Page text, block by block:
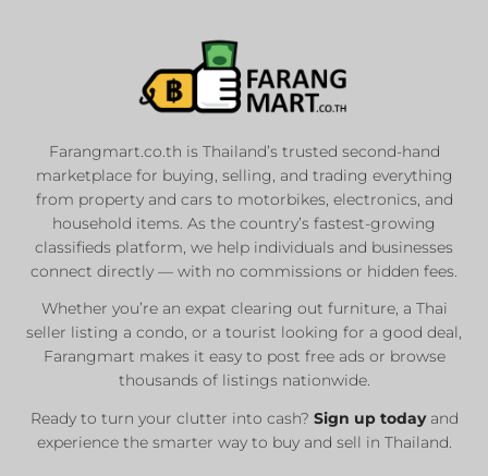
List Your
Properties
Private Sellers
Real Estate Agents
Sale & Rent
List Now
Farangmart.co.th is Thailand’s trusted second-hand
marketplace for buying, selling, and trading everything
from property and cars to motorbikes, electronics, and
household items. As the country’s fastest-growing
classifieds platform, we help individuals and businesses
connect directly — with no commissions or hidden fees.
Whether you’re an expat clearing out furniture, a Thai
seller listing a condo, or a tourist looking for a good deal,
Farangmart makes it easy to post free ads or browse
thousands of listings nationwide.
Ready to turn your clutter into cash? Sign up todayand
experience the smarter way to buy and sell in Thailand.